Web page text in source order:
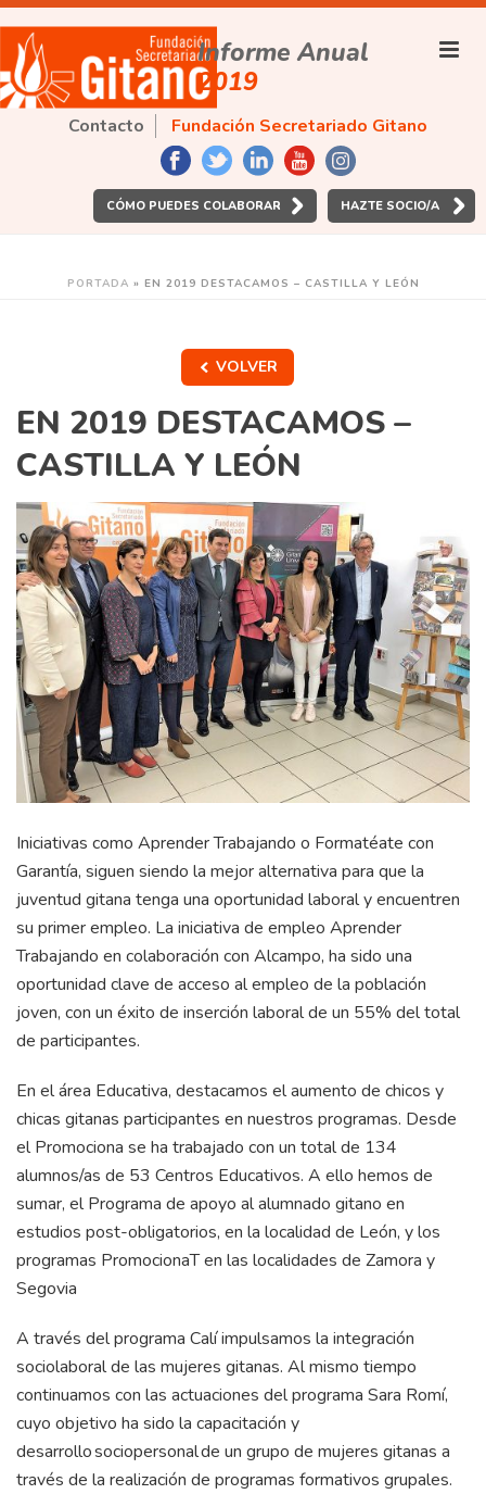
Informe Anual
2019
Contacto Fundación Secretariado Gitano
CÓMO PUEDES COLABORAR HAZTE SOCIO/A
PORTADA » EN 2019 DESTACAMOS – CASTILLA Y LEÓN
VOLVER
EN 2019 DESTACAMOS –
CASTILLA Y LEÓN
Iniciativas como Aprender Trabajando o Formatéate con
Garantía, siguen siendo la mejor alternativa para que la
juventud gitana tenga una oportunidad laboral y encuentren
su primer empleo. La iniciativa de empleo Aprender
Trabajando en colaboración con Alcampo, ha sido una
oportunidad clave de acceso al empleo de la población
joven, con un éxito de inserción laboral de un 55% del total
de participantes.
En el área Educativa, destacamos el aumento de chicos y
chicas gitanas participantes en nuestros programas. Desde
el Promociona se ha trabajado con un total de 134
alumnos/as de 53 Centros Educativos. A ello hemos de
sumar, el Programa de apoyo al alumnado gitano en
estudios post-obligatorios, en la localidad de León, y los
programas PromocionaT en las localidades de Zamora y
Segovia
A través del programa Calí impulsamos la integración
sociolaboral de las mujeres gitanas. Al mismo tiempo
continuamos con las actuaciones del programa Sara Romí,
cuyo objetivo ha sido la capacitación y
desarrollo sociopersonal de un grupo de mujeres gitanas a
través de la realización de programas formativos grupales.